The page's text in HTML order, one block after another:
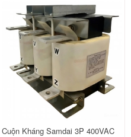
Cuộn Kháng Samdai 3P 400VAC